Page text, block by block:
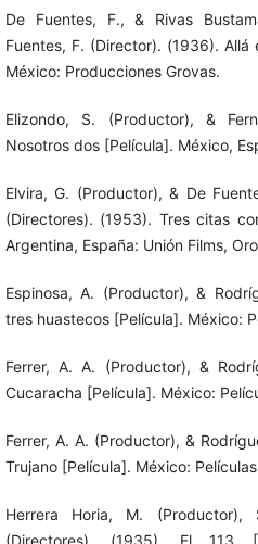
De Fuentes, F., & Rivas
Fuentes, F. (Director). (1936). Allá
México: Producciones Grovas.
Elizondo, S. (Productor), &
Nosotros dos [Película]. México,
Elvira, G. (Productor), & De
(Directores). (1953). Tres citas
Argentina, España: Unión Films,
Espinosa, A. (Productor), &
tres huastecos [Película]. México:
Ferrer, A. A. (Productor), &
Cucaracha [Película]. México:
Ferrer, A. A. (Productor), &
Trujano [Película]. México:
Herrera Horia, M.
(Directores). (1935). El 113